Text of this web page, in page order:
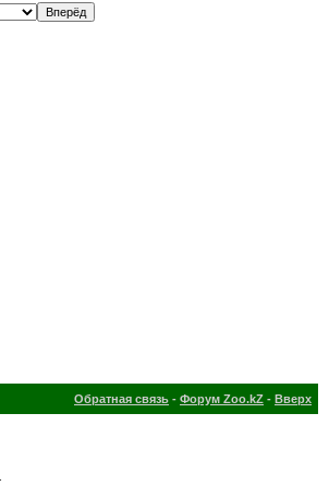
Обратная связь - Форум Zoo.kZ - Вверх